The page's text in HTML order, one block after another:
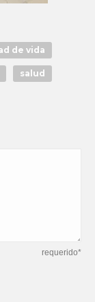
de vida
salud
requerido*